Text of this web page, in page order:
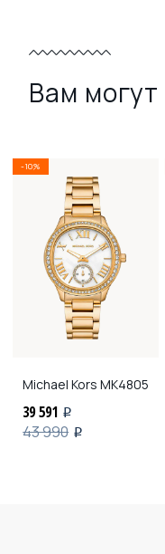
Вам
-10%
Michael Kors MK4805
39 591 i
43 990 i